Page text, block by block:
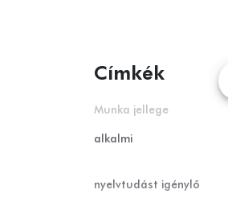
Címkék
Munka jellege
alkalmi
nyelvtudást igénylő